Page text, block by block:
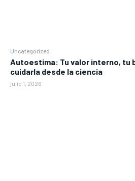
Uncategorized
Autoestima: Tu valor interno, tu
cuidarla desde la ciencia
julio 1, 2026